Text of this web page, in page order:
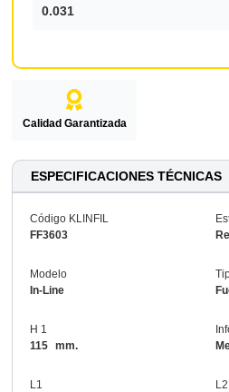
0.031
Calidad Garantizada
ESPECIFICACIONES TÉCNICAS
Código KLINFIL
FF3603
Modelo
In-Line
H 1
115 mm.
L1
L2